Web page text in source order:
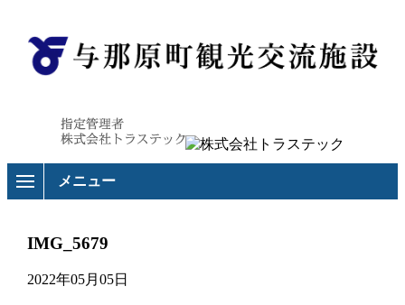
メニュー
IMG_5679
2022年05月05日